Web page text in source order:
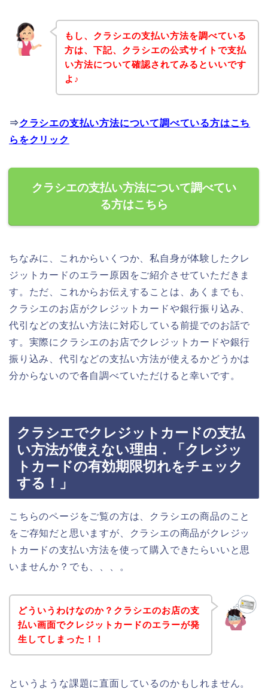
もし、クラシエの支払い方法を調べている
方は、下記、クラシエの公式サイトで支払
い方法について確認されてみるといいです
よ♪
⇒クラシエの支払い方法について調べている方はこち
らをクリック
クラシエの支払い方法について調べてい
る方はこちら
ちなみに、これからいくつか、私自身が体験したクレ
ジットカードのエラー原因をご紹介させていただきま
す。ただ、これからお伝えすることは、あくまでも、
クラシエのお店がクレジットカードや銀行振り込み、
代引などの支払い方法に対応している前提でのお話で
す。実際にクラシエのお店でクレジットカードや銀行
振り込み、代引などの支払い方法が使えるかどうかは
分からないので各自調べていただけると幸いです。
クラシエでクレジットカードの支払
い方法が使えない理由．「クレジッ
トカードの有効期限切れをチェック
する！」
こちらのページをご覧の方は、クラシエの商品のこと
をご存知だと思いますが、クラシエの商品がクレジッ
トカードの支払い方法を使って購入できたらいいと思
いませんか？でも、、、。
どういうわけなのか？クラシエのお店の支
払い画面でクレジットカードのエラーが発
生してしまった！！
というような課題に直面しているのかもしれません。